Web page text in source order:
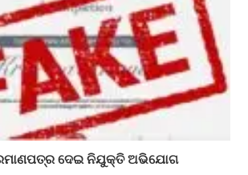
ଦେଇ ନିଯୁକ୍ତି ଅଭିଯୋଗ